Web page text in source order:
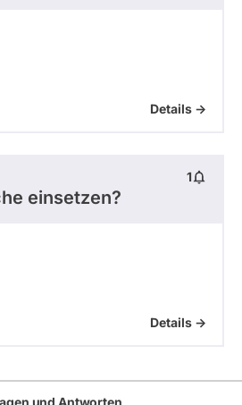
Details ->
1
einsetzen?
Details ->
und Antworten